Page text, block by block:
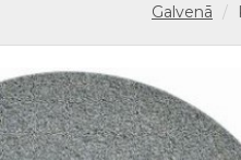
Galvenā